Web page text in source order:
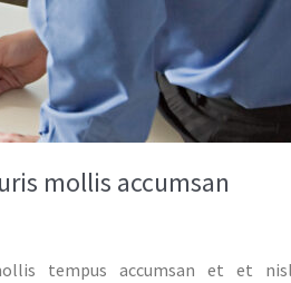
mollis accumsan
tempus accumsan et et